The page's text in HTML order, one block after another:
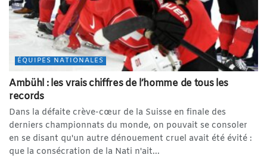
ÉQUIPES NATIONALES
Ambühl : les vrais chiffres de l’homme de tous les
records
Dans la défaite crève-cœur de la Suisse en finale des
derniers championnats du monde, on pouvait se consoler
en se disant qu'un autre dénouement cruel avait été évité :
que la consécration de la Nati n'ait...